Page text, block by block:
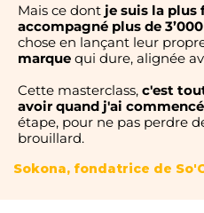
Mais ce dont je suis la plus
accompagné plus de
chose en lançant leur
marque qui dure, alignée
Cette masterclass, c'est
avoir quand j'ai commencé
étape, pour ne pas perdre
brouillard.
Sokona, fondatrice de